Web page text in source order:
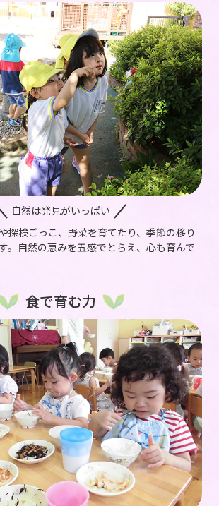
自然は発見がいっぱい
探検ごっこ、野菜を育てたり、季節の移り
。自然の恵みを五感でとらえ、心も育んで
食で育む力